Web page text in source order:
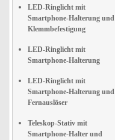
LED-Ringlicht mit
Smartphone-Halterung und
Klemmbefestigung
LED-Ringlicht mit
Smartphone-Halterung
LED-Ringlicht mit
Smartphone-Halterung und
Fernauslöser
Teleskop-Stativ mit
Smartphone-Halter und